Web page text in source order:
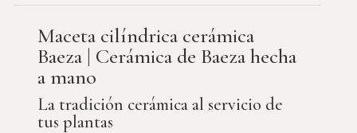
Maceta cilíndrica cerámica
Baeza | Cerámica de Baeza hecha
a mano
La tradición cerámica al servicio de
tus plantas